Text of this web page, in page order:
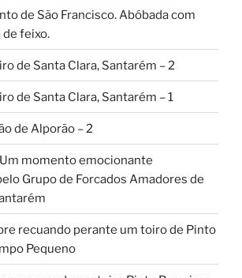
de São Francisco. Abóbada com
de feixo.
de Santa Clara, Santarém – 2
de Santa Clara, Santarém – 1
de Alporão – 2
momento emocionante
Grupo de Forcados Amadores de
recuando perante um toiro de Pinto
Pequeno